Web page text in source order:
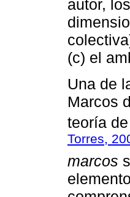
autor,
(c) el
Una de
Marcos
teoría
Torres,
marcos